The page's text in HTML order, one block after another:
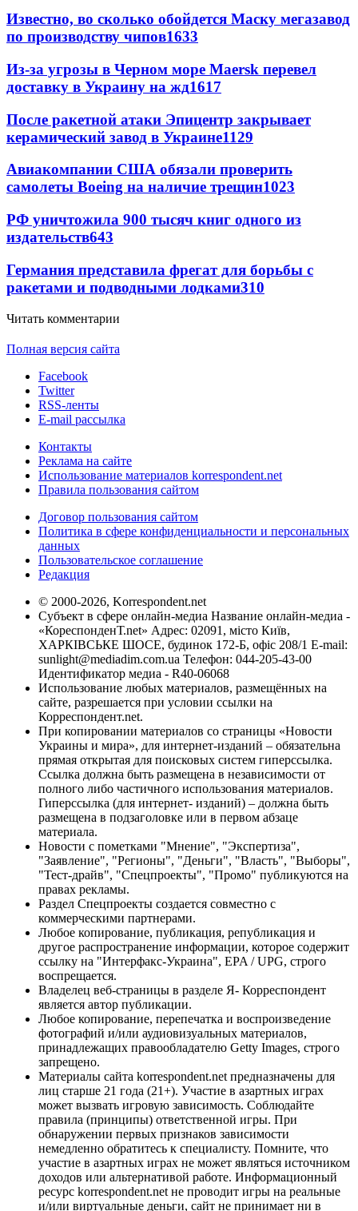
Известно, во сколько обойдется Маску мегазавод
по производству чипов1633
Из-за угрозы в Черном море Maersk перевел
доставку в Украину на жд1617
После ракетной атаки Эпицентр закрывает
керамический завод в Украине1129
Авиакомпании США обязали проверить
самолеты Boeing на наличие трещин1023
РФ уничтожила 900 тысяч книг одного из
издательств643
Германия представила фрегат для борьбы с
ракетами и подводными лодками310
Читать комментарии
Полная версия сайта
Facebook
Twitter
RSS-ленты
E-mail рассылка
Контакты
Реклама на сайте
Использование материалов korrespondent.net
Правила пользования сайтом
Договор пользования сайтом
Политика в сфере конфиденциальности и персональных
данных
Пользовательское соглашение
Редакция
© 2000-2026, Korrespondent.net
Субъект в сфере онлайн-медиа Название онлайн-медиа -
«КореспонденТ.net» Адрес: 02091, місто Київ,
ХАРКІВСЬКЕ ШОСЕ, будинок 172-Б, офіс 208/1 E-mail:
sunlight@mediadim.com.ua Телефон: 044-205-43-00
Идентификатор медиа - R40-06068
Использование любых материалов, размещённых на
сайте, разрешается при условии ссылки на
Корреспондент.net.
При копировании материалов со страницы «Новости
Украины и мира», для интернет-изданий – обязательна
прямая открытая для поисковых систем гиперссылка.
Ссылка должна быть размещена в независимости от
полного либо частичного использования материалов.
Гиперссылка (для интернет- изданий) – должна быть
размещена в подзаголовке или в первом абзаце
материала.
Новости с пометками "Мнение", "Экспертиза",
"Заявление", "Регионы", "Деньги", "Власть", "Выборы",
"Тест-драйв", "Спецпроекты", "Промо" публикуются на
правах рекламы.
Раздел Спецпроекты создается совместно с
коммерческими партнерами.
Любое копирование, публикация, републикация и
другое распространение информации, которое содержит
ссылку на "Интерфакс-Украина", EPA / UPG, строго
воспрещается.
Владелец веб-страницы в разделе Я- Корреспондент
является автор публикации.
Любое копирование, перепечатка и воспроизведение
фотографий и/или аудиовизуальных материалов,
принадлежащих правообладателю Getty Images, строго
запрещено.
Материалы сайта korrespondent.net предназначены для
лиц старше 21 года (21+). Участие в азартных играх
может вызвать игровую зависимость. Соблюдайте
правила (принципы) ответственной игры. При
обнаружении первых признаков зависимости
немедленно обратитесь к специалисту. Помните, что
участие в азартных играх не может являться источником
доходов или альтернативой работе. Информационный
ресурс korrespondent.net не проводит игры на реальные
и/или виртуальные деньги, сайт не принимает ни в